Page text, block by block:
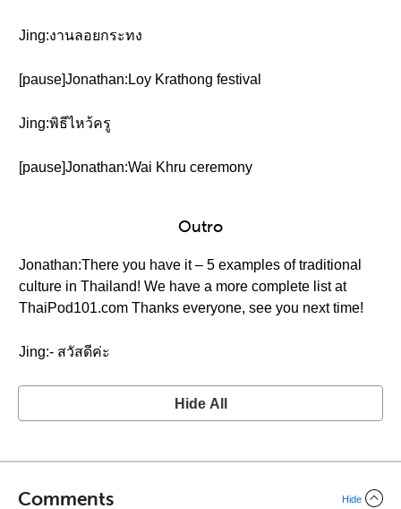
Jing:งานลอยกระทง
[pause]Jonathan:Loy Krathong festival
Jing:พิธีไหว้ครู
[pause]Jonathan:Wai Khru ceremony
Outro
Jonathan:There you have it – 5 examples of traditional
culture in Thailand! We have a more complete list at
ThaiPod101.com Thanks everyone, see you next time!
Jing:- สวัสดีค่ะ
Hide All
Comments Hide